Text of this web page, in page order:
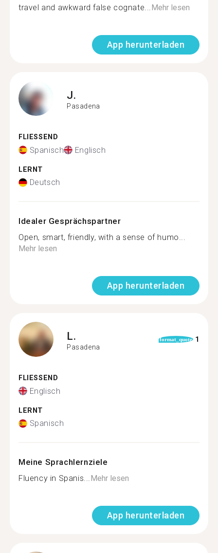
travel and awkward false cognate...Mehr lesen
App herunterladen
J.
Pasadena
FLIESSEND
Spanisch Englisch
LERNT
Deutsch
Idealer Gesprächspartner
Open, smart, friendly, with a sense of humo...
Mehr lesen
App herunterladen
L.
Pasadena
format_quote 1
FLIESSEND
Englisch
LERNT
Spanisch
Meine Sprachlernziele
Fluency in Spanis...Mehr lesen
App herunterladen